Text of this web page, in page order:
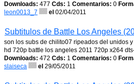
Downloads: 477 Cds: 1 Comentarios: 0
leon0013_7
el 02/04/2011
Subtitulos de Battle Los Angeles
son los subs de chilito07 ripeados del unidos
hd 720p battle los angeles 2011 720p x264
Downloads: 472 Cds: 1 Comentarios: 0
slaiseca
el 29/05/2011